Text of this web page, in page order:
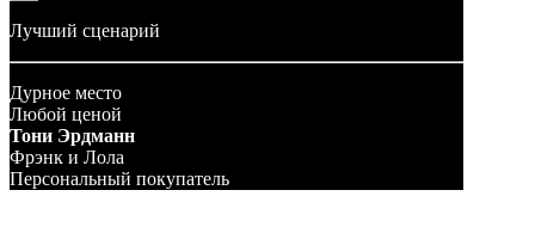
Лучший сценарий
Дурное место
Любой ценой
Тони Эрдманн
Фрэнк и Лола
Персональный покупатель